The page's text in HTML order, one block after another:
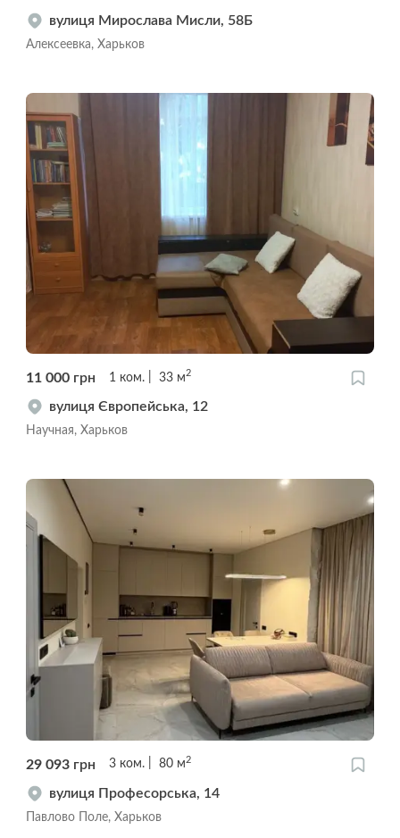
вулиця Мирослава Мисли, 58Б
Алексеевка, Харьков
11 000 грн 1 ком. 33 м2
вулиця Європейська, 12
Научная, Харьков
29 093 грн 3 ком. 80 м 2
вулиця Професорська, 14
Павлово Поле, Харьков